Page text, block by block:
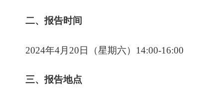
二、报告时间
2024年4月20日（星期六）14:00-16:00
三、报告地点